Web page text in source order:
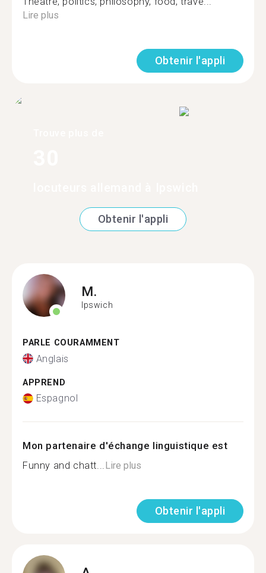
Lire plus
Obtenir l'appli
Obtenir l'appli
M.
Ipswich
PARLE COURAMMENT
Anglais
APPREND
Espagnol
Mon partenaire d'échange linguistique est
Funny and chatt...Lire plus
Obtenir l'appli